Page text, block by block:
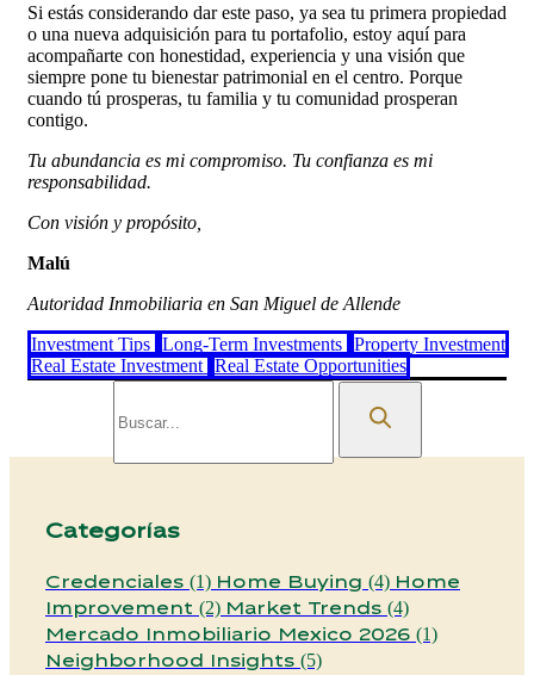
Si estás considerando dar este paso, ya sea tu primera propiedad
o una nueva adquisición para tu portafolio, estoy aquí para
acompañarte con honestidad, experiencia y una visión que
siempre pone tu bienestar patrimonial en el centro. Porque
cuando tú prosperas, tu familia y tu comunidad prosperan
contigo.
Tu abundancia es mi compromiso. Tu confianza es mi
responsabilidad.
Con visión y propósito,
Malú
Autoridad Inmobiliaria en San Miguel de Allende
Investment Tips Long-Term Investments Property Investment
Real Estate Investment Real Estate Opportunities
Categorías
Credenciales (1) Home Buying (4) Home
Improvement (2) Market Trends (4)
Mercado Inmobiliario Mexico 2026 (1)
Neighborhood Insights (5)